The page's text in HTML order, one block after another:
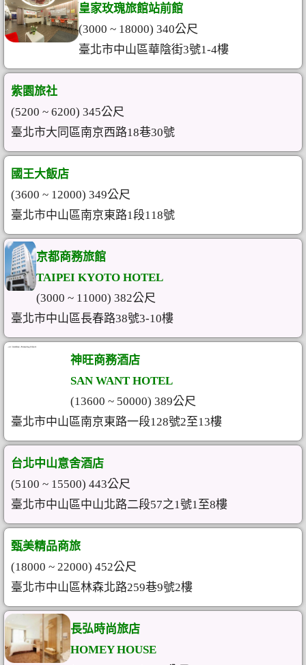
皇家玫瑰旅館站前館
(3000 ~ 18000) 340公尺
臺北市中山區華陰街3號1-4樓
紫園旅社
(5200 ~ 6200) 345公尺
臺北市大同區南京西路18巷30號
國王大飯店
(3600 ~ 12000) 349公尺
臺北市中山區南京東路1段118號
京都商務旅館
TAIPEI KYOTO HOTEL
(3000 ~ 11000) 382公尺
臺北市中山區長春路38號3-10樓
神旺商務酒店
SAN WANT HOTEL
(13600 ~ 50000) 389公尺
臺北市中山區南京東路一段128號2至13樓
台北中山意舍酒店
(5100 ~ 15500) 443公尺
臺北市中山區中山北路二段57之1號1至8樓
甄美精品商旅
(18000 ~ 22000) 452公尺
臺北市中山區林森北路259巷9號2樓
長弘時尚旅店
HOMEY HOUSE